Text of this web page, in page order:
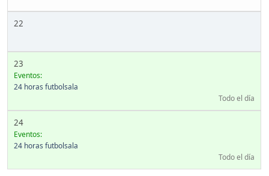
22
23
Eventos:
24 horas futbolsala
Todo el día
24
Eventos:
24 horas futbolsala
Todo el día